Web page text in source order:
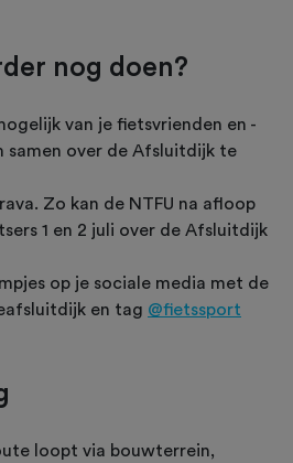
nog doen?
van je fietsvrienden en -
samen over de Afsluitdijk te
Zo kan de NTFU na afloop
1 en 2 juli over de Afsluitdijk
op je sociale media met de
en tag @fietssport
loopt via bouwterrein,